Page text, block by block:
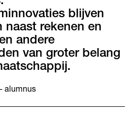
blijven
naast rekenen en
andere
van groter belang
alumnus